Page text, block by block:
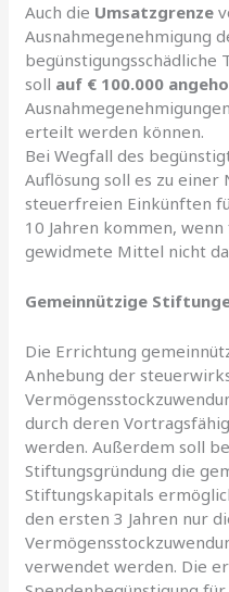
Auch die Umsatzgrenze
Ausnahmegenehmigung
soll auf € 100.000
erteilt werden können.
Bei Wegfall des
Auflösung soll es zu einer
steuerfreien Einkünften
10 Jahren kommen,
gewidmete Mittel nicht
Gemeinnützige
Die Errichtung
Anhebung der
durch deren
werden. Außerdem soll
Stiftungsgründung die
Stiftungskapitals
den ersten 3 Jahren nur
verwendet werden. Die